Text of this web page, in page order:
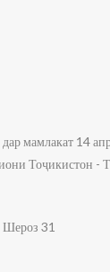
мамлакат 14
Тоҷикистон -
31